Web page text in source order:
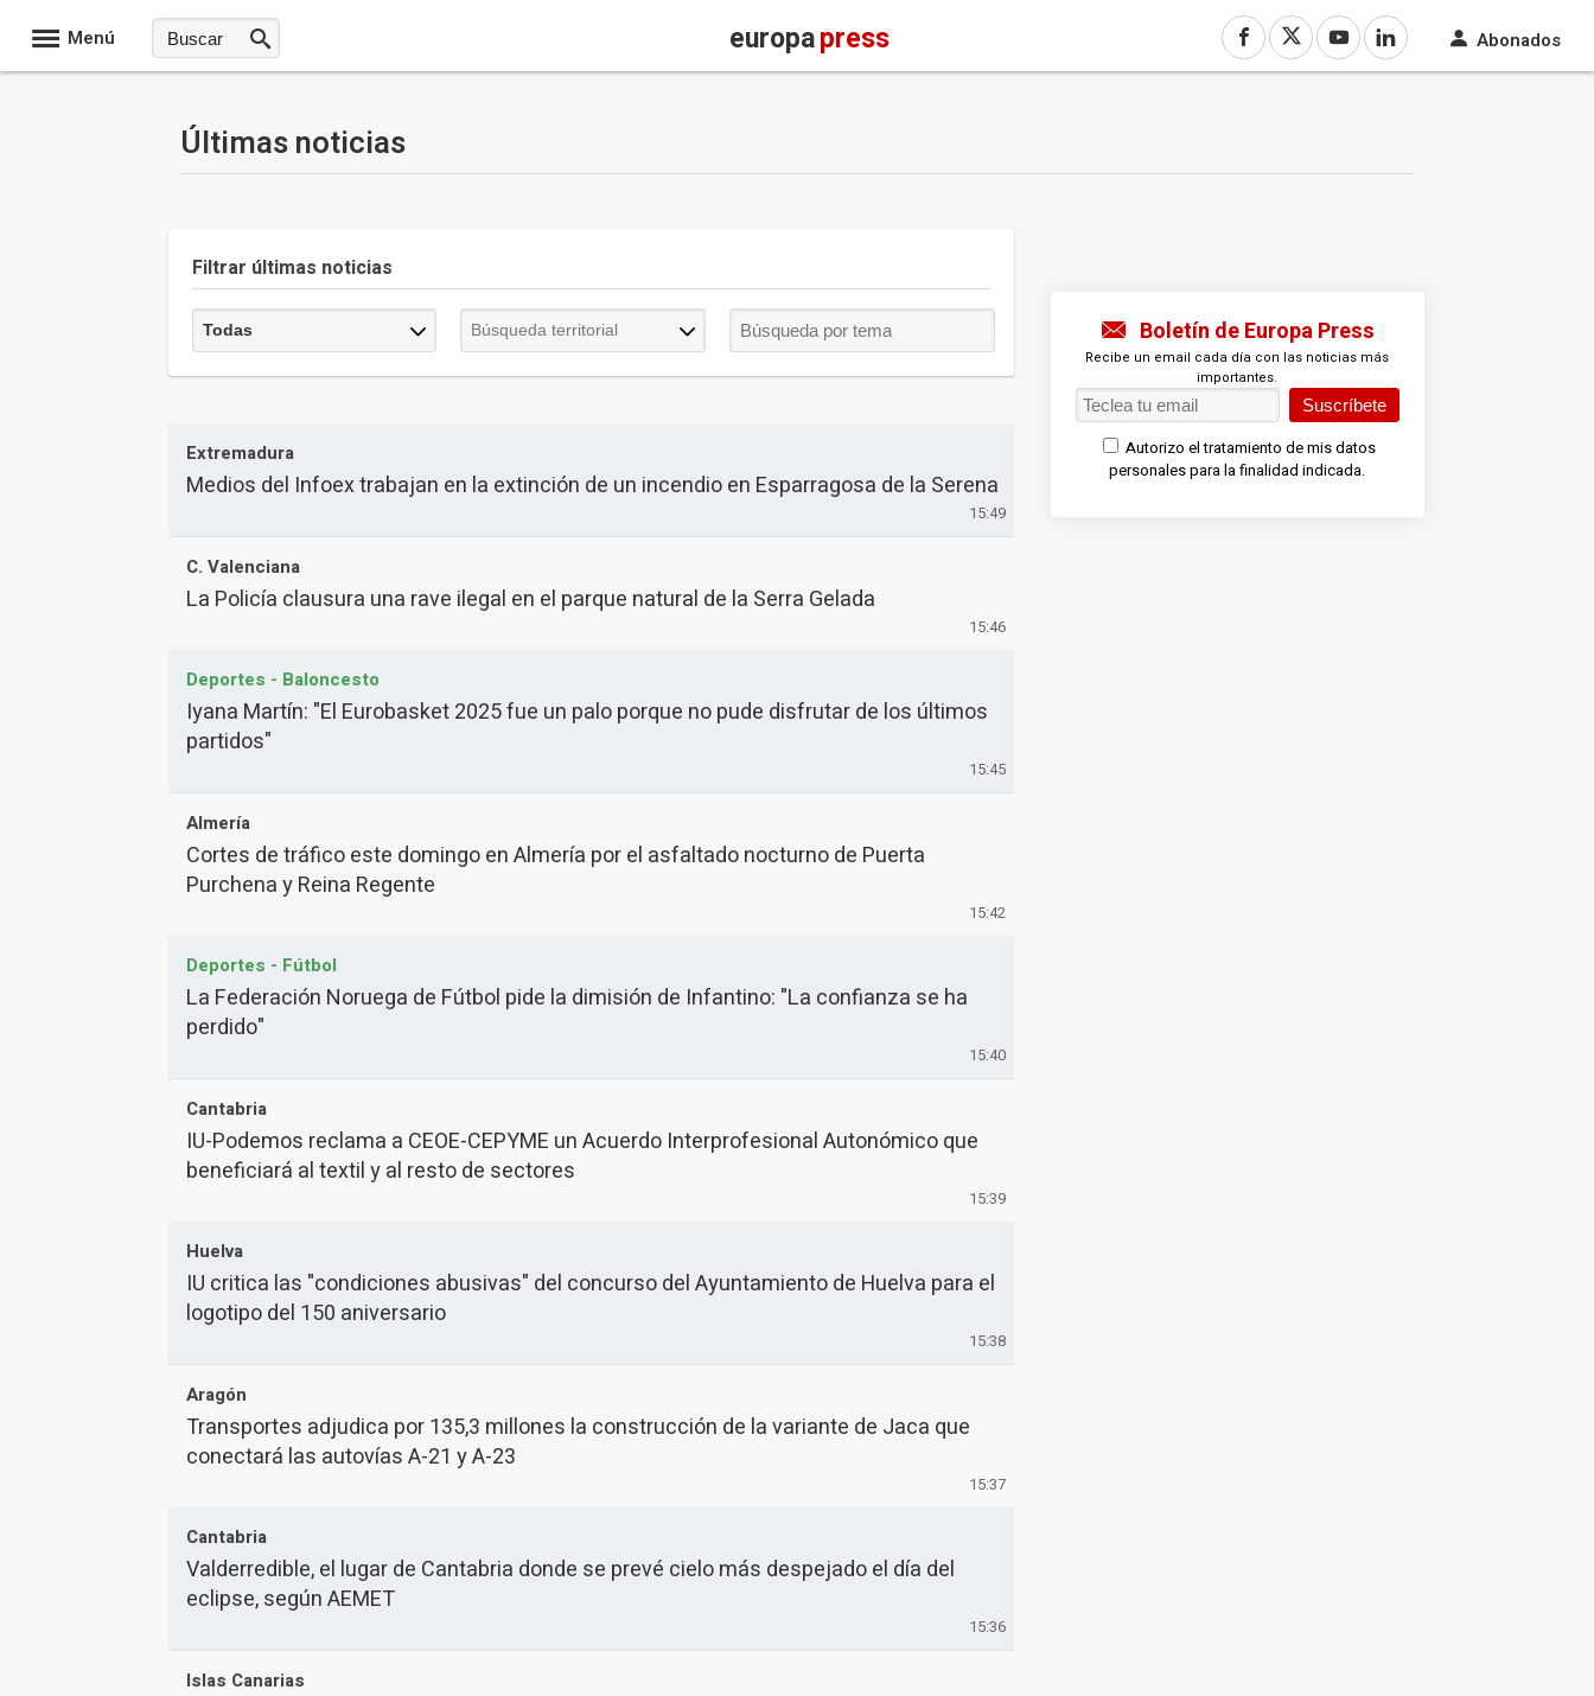
Menú europapress Abonados
Últimas noticias
Filtrar últimas noticias
Extremadura
Medios del Infoex trabajan en la extinción de un incendio en Esparragosa de la Serena
15:49
C. Valenciana
La Policía clausura una rave ilegal en el parque natural de la Serra Gelada
15:46
Deportes - Baloncesto
Iyana Martín: "El Eurobasket 2025 fue un palo porque no pude disfrutar de los últimos
partidos"
15:45
Almería
Cortes de tráfico este domingo en Almería por el asfaltado nocturno de Puerta
Purchena y Reina Regente
15:42
Deportes - Fútbol
La Federación Noruega de Fútbol pide la dimisión de Infantino: "La confianza se ha
perdido"
15:40
Cantabria
IU-Podemos reclama a CEOE-CEPYME un Acuerdo Interprofesional Autonómico que
beneficiará al textil y al resto de sectores
15:39
Huelva
IU critica las "condiciones abusivas" del concurso del Ayuntamiento de Huelva para el
logotipo del 150 aniversario
15:38
Aragón
Transportes adjudica por 135,3 millones la construcción de la variante de Jaca que
conectará las autovías A-21 y A-23
15:37
Cantabria
Valderredible, el lugar de Cantabria donde se prevé cielo más despejado el día del
eclipse, según AEMET
15:36
Islas Canarias
Boletín de Europa Press
Recibe un email cada día con las noticias más
importantes.
Suscríbete
Autorizo el tratamiento de mis datos
personales para la finalidad indicada.